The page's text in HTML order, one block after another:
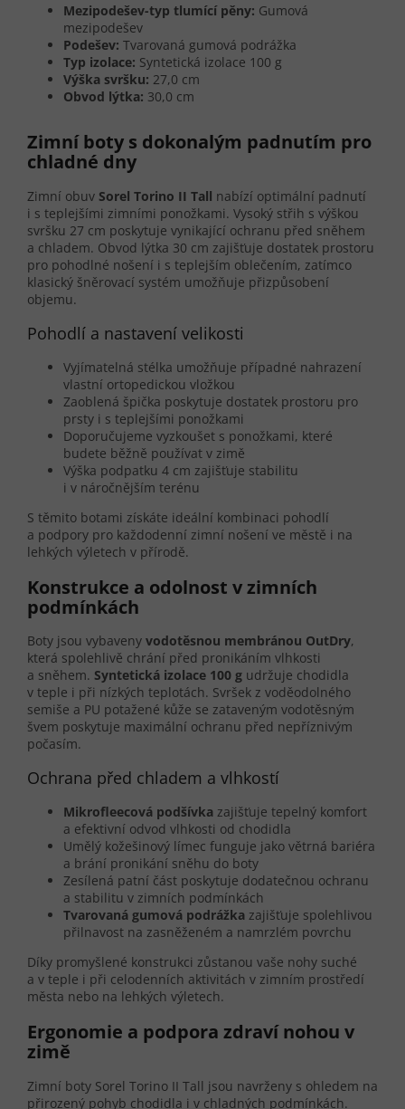
Mezipodešev-typ tlumící pěny: Gumová
mezipodešev
Podešev: Tvarovaná gumová podrážka
Typ izolace: Syntetická izolace 100 g
Výška svršku: 27,0 cm
Obvod lýtka: 30,0 cm
Zimní boty s dokonalým padnutím pro
chladné dny
Zimní obuv Sorel Torino II Tall nabízí optimální padnutí
i s teplejšími zimními ponožkami. Vysoký střih s výškou
svršku 27 cm poskytuje vynikající ochranu před sněhem
a chladem. Obvod lýtka 30 cm zajišťuje dostatek prostoru
pro pohodlné nošení i s teplejším oblečením, zatímco
klasický šněrovací systém umožňuje přizpůsobení
objemu.
Pohodlí a nastavení velikosti
Vyjímatelná stélka umožňuje případné nahrazení
vlastní ortopedickou vložkou
Zaoblená špička poskytuje dostatek prostoru pro
prsty i s teplejšími ponožkami
Doporučujeme vyzkoušet s ponožkami, které
budete běžně používat v zimě
Výška podpatku 4 cm zajišťuje stabilitu
i v náročnějším terénu
S těmito botami získáte ideální kombinaci pohodlí
a podpory pro každodenní zimní nošení ve městě i na
lehkých výletech v přírodě.
Konstrukce a odolnost v zimních
podmínkách
Boty jsou vybaveny vodotěsnou membránou OutDry,
která spolehlivě chrání před pronikáním vlhkosti
a sněhem. Syntetická izolace 100 g udržuje chodidla
v teple i při nízkých teplotách. Svršek z voděodolného
semiše a PU potažené kůže se zataveným vodotěsným
švem poskytuje maximální ochranu před nepříznivým
počasím.
Ochrana před chladem a vlhkostí
Mikrofleecová podšívka zajišťuje tepelný komfort
a efektivní odvod vlhkosti od chodidla
Umělý kožešinový límec funguje jako větrná bariéra
a brání pronikání sněhu do boty
Zesílená patní část poskytuje dodatečnou ochranu
a stabilitu v zimních podmínkách
Tvarovaná gumová podrážka zajišťuje spolehlivou
přilnavost na zasněženém a namrzlém povrchu
Díky promyšlené konstrukci zůstanou vaše nohy suché
a v teple i při celodenních aktivitách v zimním prostředí
města nebo na lehkých výletech.
Ergonomie a podpora zdraví nohou v
zimě
Zimní boty Sorel Torino II Tall jsou navrženy s ohledem na
přirozený pohyb chodidla i v chladných podmínkách.